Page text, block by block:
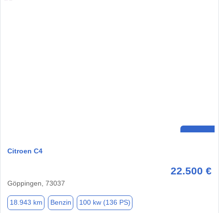
Citroen C4
22.500 €
Göppingen, 73037
18.943 km Benzin 100 kw (136 PS)